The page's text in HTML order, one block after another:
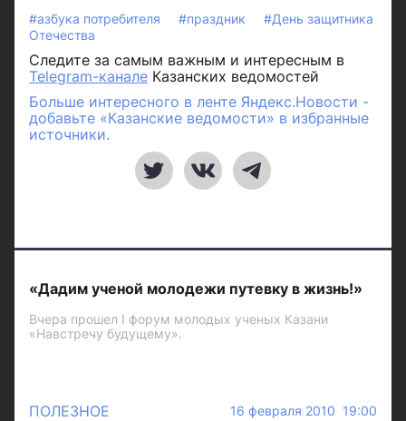
#азбука потребителя #праздник
#День защитника
Отечества
Следите за самым важным и интересным в
Telegram-канале Казанских ведомостей
Больше интересного в ленте Яндекс.Новости -
добавьте «Казанские ведомости» в избранные
источники.
«Дадим ученой молодежи путевку в жизнь!»
Вчера прошел I форум молодых ученых Казани
«Навстречу будущему».
ПОЛЕЗНОЕ 16 февраля 2010 19:00